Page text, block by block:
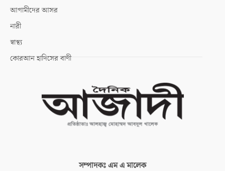
আগামীদের আসর
নারী
স্বাস্থ্য
কোরআন হাদিসের বাণী
সম্পাদকঃএম এ মালেক